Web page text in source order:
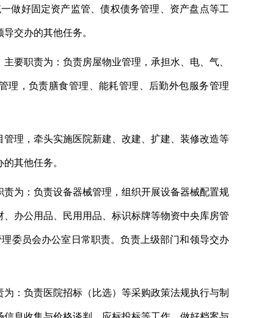
做好固定资产监管、债权债务管理、资产盘点等工
导交办的其他任务。
要职责为：负责房屋物业管理，承担水、电、气、
理，负责膳食管理、能耗管理、后勤外包服务管理
理，牵头实施医院新建、改建、扩建、装修改造等
的其他任务。
为：负责设备器械管理，组织开展设备器械配置规
办公用品、民用用品、标识标牌等物资中央库房管
委员会办公室日常职责。负责上级部门和领导交办
：负责医院招标（比选）等采购政策法规执行与制